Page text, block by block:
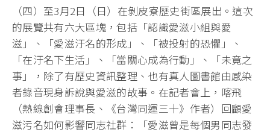
（四）至3月2日（日）在剝皮寮歷史街區展出。這次
的展覽共有六大區塊，包括「認識愛滋小組與愛
滋」、「愛滋汙名的形成」、「被投射的恐懼」、
「在汙名下生活」、「當關心成為行動」、「未竟之
事」，除了有歷史資訊整理、也有真人圖書館由感染
者錄音現身訴說與愛滋的故事。在記者會上，喀飛
（熱線創會理事長、《台灣同運三十》作者）回顧愛
滋污名如何影響同志社群：「愛滋曾是每個男同志發